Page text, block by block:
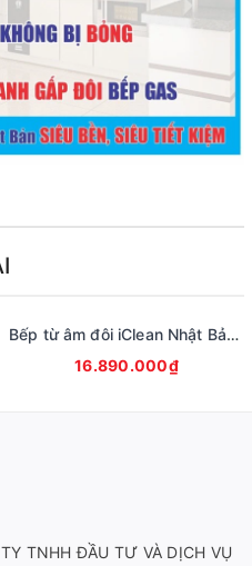
Bếp từ âm đôi iClean Nhật Bản IC-B08-2 kính trắng Made in Japan
16.890.000₫
TNHH ĐẦU TƯ VÀ DỊCH VỤ